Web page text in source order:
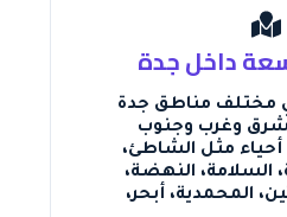
داخل جدة
مختلف مناطق جدة
وغرب وجنوب
أحياء مثل الشاطئ،
السلامة، النهضة،
المحمدية، أبحر،